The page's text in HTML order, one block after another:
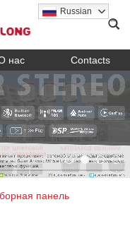
Russian
нас Contacts
панель